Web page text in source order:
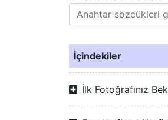
İçindekiler
İlk Fotoğrafınız